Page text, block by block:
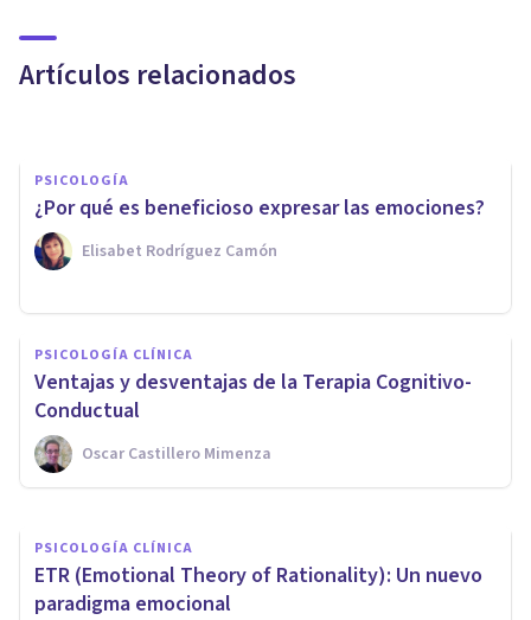
Artículos relacionados
autoconocimiento
PSICOLOGÍA
¿Por qué es beneficioso expresar las emociones?
Elisabet Rodríguez Camón
PSICOLOGÍA CLÍNICA
Ventajas y desventajas de la Terapia Cognitivo-
Conductual
Oscar Castillero Mimenza
Miedo a perder el trabajo:
estrategias de afrontamiento
Tomás Santa Cecilia
PSICOLOGÍA CLÍNICA
ETR (Emotional Theory of Rationality): Un nuevo
paradigma emocional